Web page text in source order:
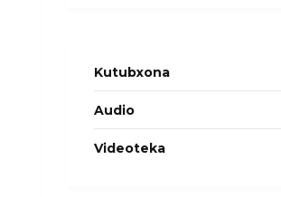
Kutubxona
Audio
Videoteka